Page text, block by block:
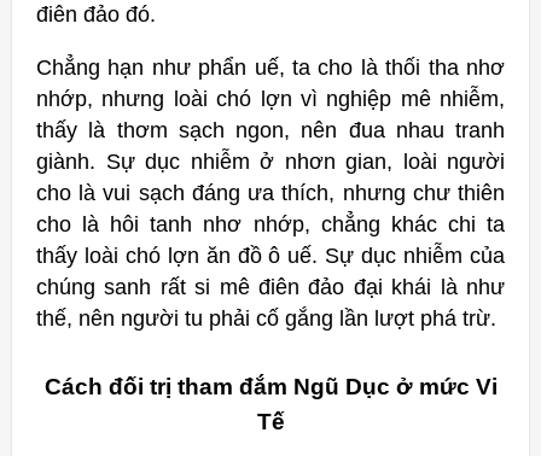
điên đảo đó.
Chẳng hạn như phẩn uế, ta cho là thối tha nhơ
nhớp, nhưng loài chó lợn vì nghiệp mê nhiễm,
thấy là thơm sạch ngon, nên đua nhau tranh
giành. Sự dục nhiễm ở nhơn gian, loài người
cho là vui sạch đáng ưa thích, nhưng chư thiên
cho là hôi tanh nhơ nhớp, chẳng khác chi ta
thấy loài chó lợn ăn đồ ô uế. Sự dục nhiễm của
chúng sanh rất si mê điên đảo đại khái là như
thế, nên người tu phải cố gắng lần lượt phá trừ.
Cách đối trị tham đắm Ngũ Dục ở mức Vi
Tế